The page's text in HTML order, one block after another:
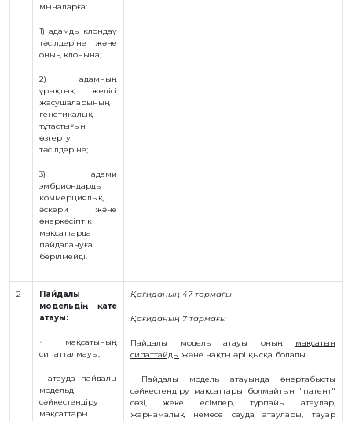
мыналарға:
1) адамды клондау
тәсілдеріне және
оның клонына;
2) адамның
ұрықтық желісі
жасушаларының
генетикалық
тұтастығын
өзгерту
тәсілдеріне;
3) адами
эмбриондарды
коммерциялық,
әскери және
өнеркәсіптік
мақсаттарда
пайдалануға
берілмейді.
2
Пайдалы
модельдің қате
атауы:
- мақсатының
сипатталмауы;
- атауда пайдалы
модельді
сәйкестендіру
мақсаттары
Қағиданың 47 тармағы
Қағиданың 7 тармағы
Пайдалы модель атауы оның мақсатын
сипаттайды және нақты әрі қысқа болады.
Пайдалы модель атауында өнертабысты
сәйкестендіру мақсаттары болмайтын "патент"
сөзі, жеке есімдер, тұрпайы атаулар,
жарнамалық немесе сауда атаулары, тауар